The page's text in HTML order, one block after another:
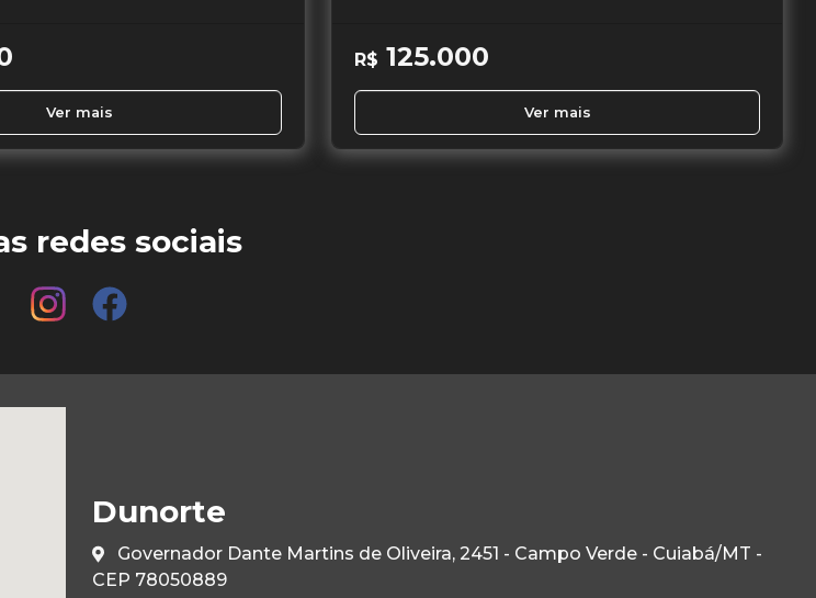
Ver mais
R$ 125.000
Ver mais
redes sociais
Dunorte
Governador Dante Martins de Oliveira, 2451 - Campo Verde - Cuiabá/MT -
CEP 78050889